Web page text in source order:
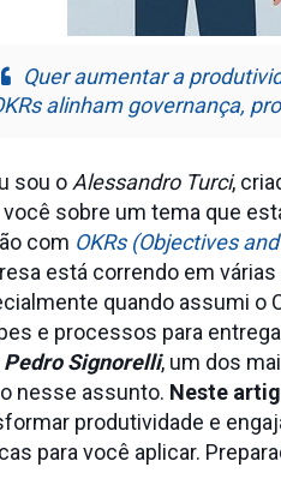
Quer aumentar a
alinham governança,
sou o Alessandro Turci,
sobre um tema que
com OKRs (Objectives
está correndo em
quando assumi o
e processos para
Pedro Signorelli, um dos
nesse assunto. Neste
produtividade e
para você aplicar.